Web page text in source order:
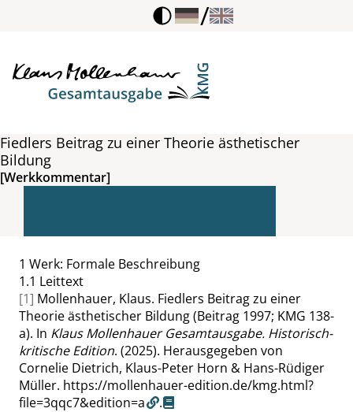
/
Fiedlers Beitrag zu einer Theorie ästhetischer
Bildung
[Werkkommentar]
1 Werk: Formale Beschreibung
1.1 Leittext
[1] Mollenhauer, Klaus. Fiedlers Beitrag zu einer
Theorie ästhetischer Bildung (Beitrag 1997; KMG 138-
a). In Klaus Mollenhauer Gesamtausgabe. Historisch-
kritische Edition. (2025). Herausgegeben von
Cornelie Dietrich, Klaus-Peter Horn & Hans-Rüdiger
Müller. https://mollenhauer-edition.de/kmg.html?
file=3qqc7&edition=a
.